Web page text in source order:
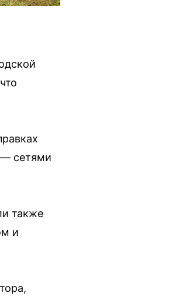
— сетями
также
и